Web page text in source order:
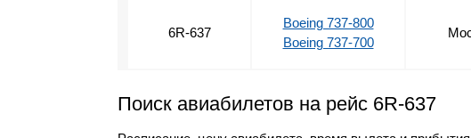
6R-637
Boeing 737-800
Boeing 737-700
Поиск авиабилетов на рейс 6R-637